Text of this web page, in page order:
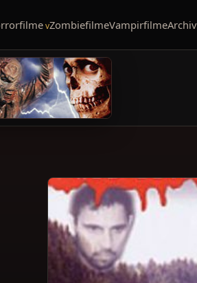
ZombiefilmeVampirfilmeArchiv